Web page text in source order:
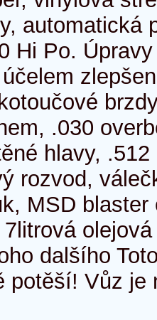
automatická
Hi Po.
.030
hlavy,
rozvod,
MSD
dalšího
potěší! Vůz je